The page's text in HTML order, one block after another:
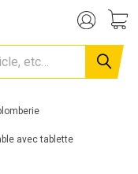
avec tablette